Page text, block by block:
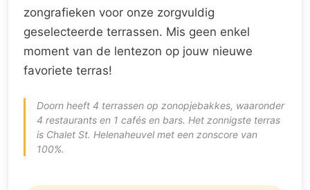
zongrafieken voor onze zorgvuldig
geselecteerde terrassen. Mis geen enkel
moment van de lentezon op jouw nieuwe
favoriete terras!
Doorn heeft 4 terrassen op zonopjebakkes, waaronder
4 restaurants en 1 cafés en bars. Het zonnigste terras
is Chalet St. Helenaheuvel met een zonscore van
100%.